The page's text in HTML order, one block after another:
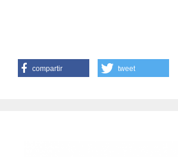
compartir tweet